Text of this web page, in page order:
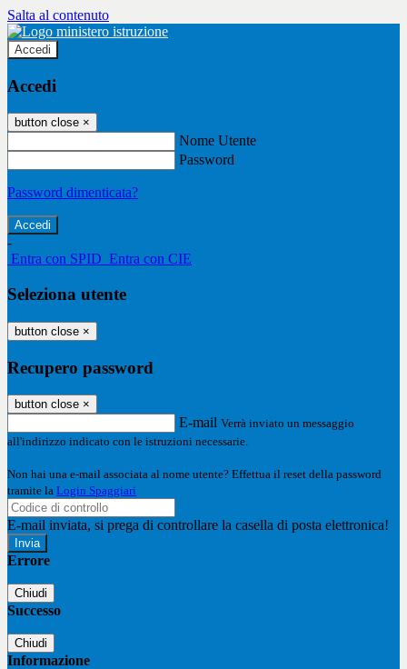
Salta al contenuto
Accedi
Accedi
button close ×
Nome Utente
Password
Password dimenticata?
-
Entra con SPID Entra con CIE
Seleziona utente
button close ×
Recupero password
button close ×
E-mail Verrà inviato un messaggio
all'indirizzo indicato con le istruzioni necessarie.
Non hai una e-mail associata al nome utente? Effettua il reset della password
tramite la Login Spaggiari
E-mail inviata, si prega di controllare la casella di posta elettronica!
Errore
Chiudi
Successo
Chiudi
Informazione